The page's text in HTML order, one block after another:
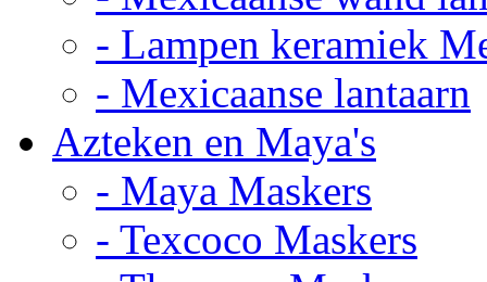
- Lampen keramiek
- Mexicaanse lantaarn
Azteken en Maya's
- Maya Maskers
- Texcoco Maskers